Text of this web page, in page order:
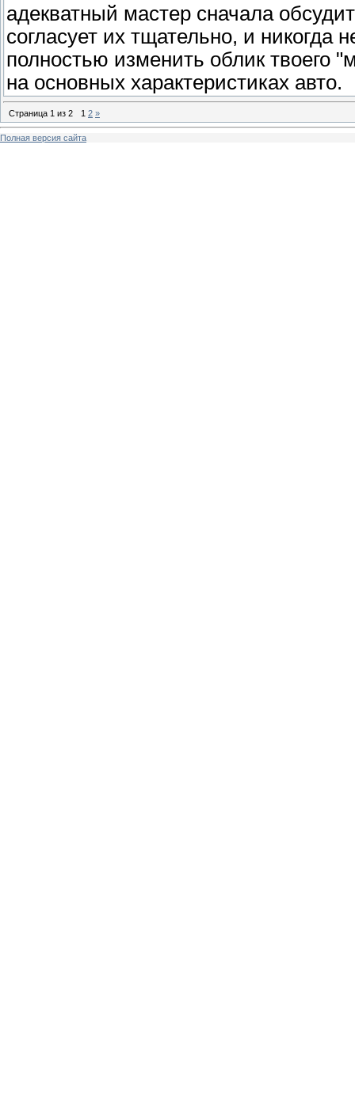
адекватный мастер сначала
согласует их тщательно, и никогда
полностью изменить облик твоего
на основных характеристиках авто.
Страница 1 из 2 1 2 »
Полная версия сайта